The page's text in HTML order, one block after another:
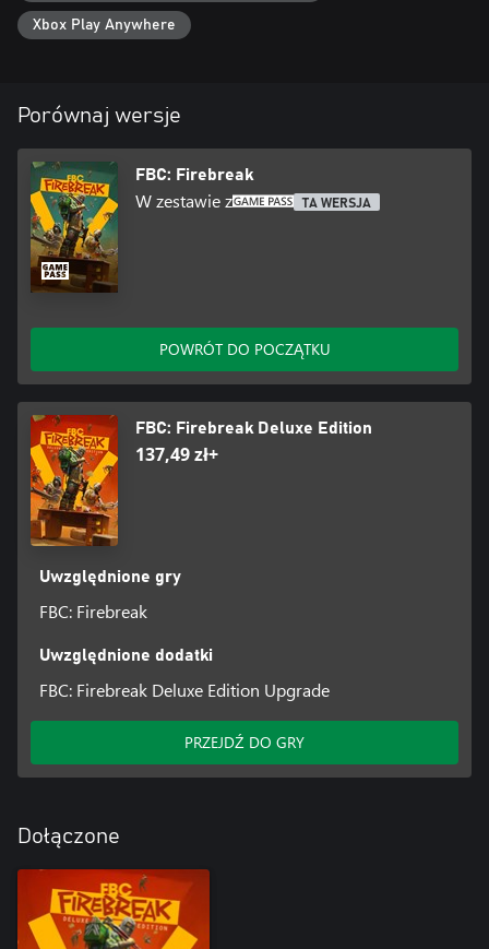
Xbox Play Anywhere
Porównaj wersje
FBC: Firebreak
W zestawie z TA WERSJA
POWRÓT DO POCZĄTKU
FBC: Firebreak Deluxe Edition
137,49 zł+
Uwzględnione gry
FBC: Firebreak
Uwzględnione dodatki
FBC: Firebreak Deluxe Edition Upgrade
PRZEJDŹ DO GRY
Dołączone